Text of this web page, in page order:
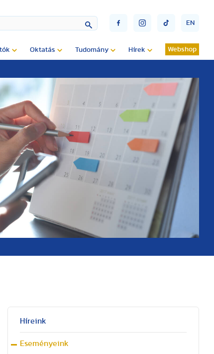
EN
Oktatás Tudomány Hírek Webshop
Híreink
Eseményeink